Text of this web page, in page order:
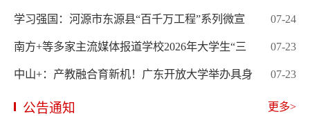
07-24
学习强国：河源市东源县“百千万工程”系列微宣
07-23
南方+等多家主流媒体报道学校2026年大学生“三
07-23
中山+：产教融合育新机！广东开放大学举办具身
公告通知 更多>